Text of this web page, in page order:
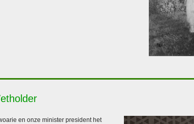
en onze minister president het